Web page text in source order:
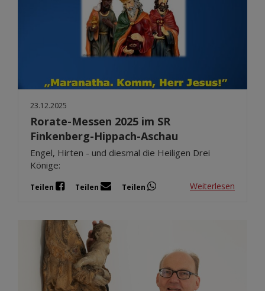
23.12.2025
Rorate-Messen 2025 im SR
Finkenberg-Hippach-Aschau
Engel, Hirten - und diesmal die Heiligen Drei
Könige:
Teilen Teilen Teilen Weiterlesen